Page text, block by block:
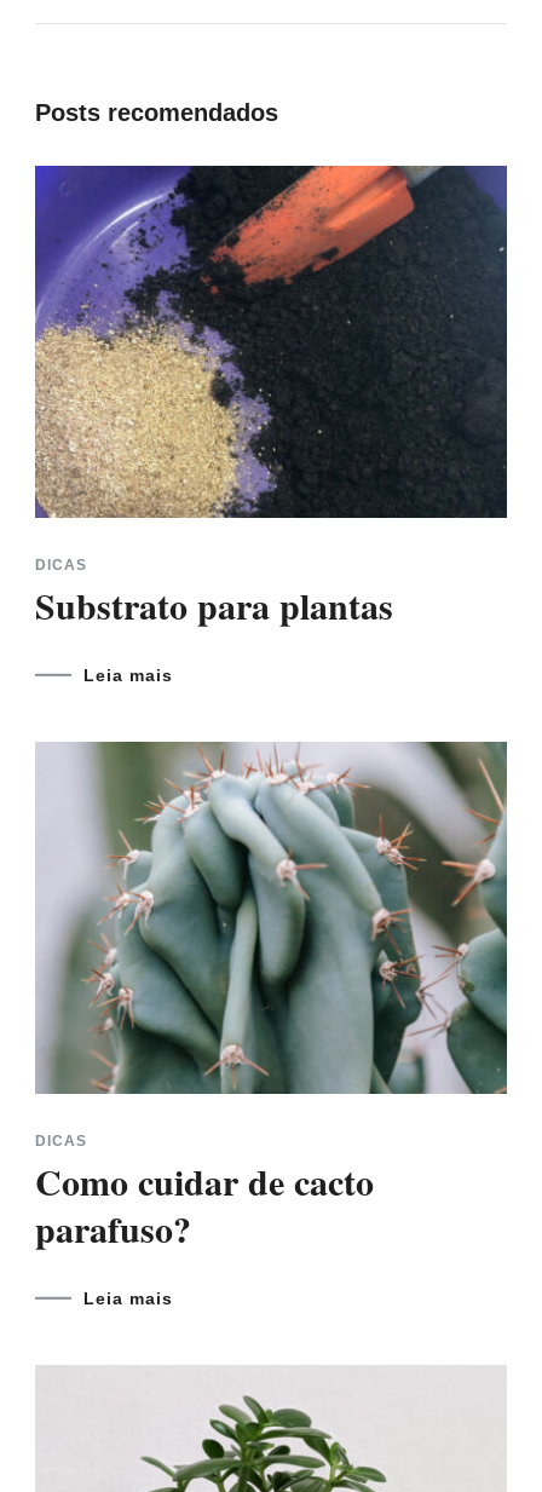
Posts recomendados
DICAS
Substrato para plantas
Leia mais
DICAS
Como cuidar de cacto
parafuso?
Leia mais